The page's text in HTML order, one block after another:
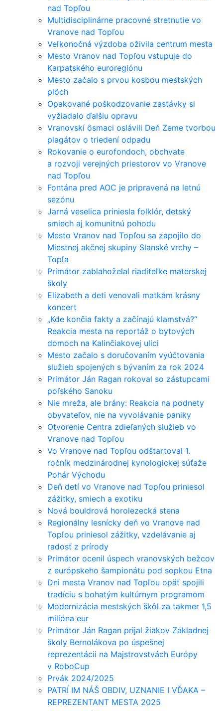
nad Topľou
Multidisciplinárne pracovné stretnutie vo
Vranove nad Topľou
Veľkonočná výzdoba oživila centrum mesta
Mesto Vranov nad Topľou vstupuje do
Karpatského euroregiónu
Mesto začalo s prvou kosbou mestských
plôch
Opakované poškodzovanie zastávky si
vyžiadalo ďalšiu opravu
Vranovskí ôsmaci oslávili Deň Zeme tvorbou
plagátov o triedení odpadu
Rokovanie o eurofondoch, obchvate
a rozvoji verejných priestorov vo Vranove
nad Topľou
Fontána pred AOC je pripravená na letnú
sezónu
Jarná veselica priniesla folklór, detský
smiech aj komunitnú pohodu
Mesto Vranov nad Topľou sa zapojilo do
Miestnej akčnej skupiny Slanské vrchy –
Topľa
Primátor zablahoželal riaditeľke materskej
školy
Elizabeth a deti venovali matkám krásny
koncert
„Kde končia fakty a začínajú klamstvá?“
Reakcia mesta na reportáž o bytových
domoch na Kalinčiakovej ulici
Mesto začalo s doručovaním vyúčtovania
služieb spojených s bývaním za rok 2024
Primátor Ján Ragan rokoval so zástupcami
poľského Sanoku
Nie mreža, ale brány: Reakcia na podnety
obyvateľov, nie na vyvolávanie paniky
Otvorenie Centra zdieľaných služieb vo
Vranove nad Topľou
Vo Vranove nad Topľou odštartoval 1.
ročník medzinárodnej kynologickej súťaže
Pohár Východu
Deň detí vo Vranove nad Topľou priniesol
zážitky, smiech a exotiku
Nová bouldrová horolezecká stena
Regionálny lesnícky deň vo Vranove nad
Topľou priniesol zážitky, vzdelávanie aj
radosť z prírody
Primátor ocenil úspech vranovských bežcov
z európskeho šampionátu pod sopkou Etna
Dni mesta Vranov nad Topľou opäť spojili
tradíciu s bohatým kultúrnym programom
Modernizácia mestských škôl za takmer 1,5
milióna eur
Primátor Ján Ragan prijal žiakov Základnej
školy Bernolákova po úspešnej
reprezentácii na Majstrovstvách Európy
v RoboCup
Prvák 2024/2025
PATRÍ IM NÁŠ OBDIV, UZNANIE I VĎAKA –
REPREZENTANT MESTA 2025